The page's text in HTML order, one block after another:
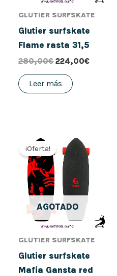
GLUTIER SURFSKATE
Glutier surfskate
Flame rasta 31,5
280,00€ 224,00€
Leer más
AGOTADO
¡Oferta!
GLUTIER SURFSKATE
Glutier surfskate
Mafia Gansta red
precio
original
era:
280,00€.
actual